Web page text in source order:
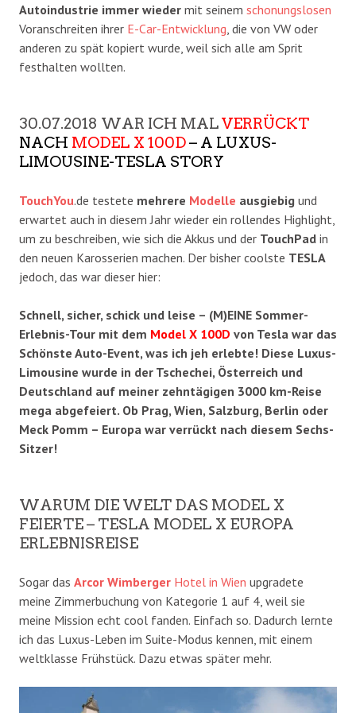
Autoindustrie immer wieder mit seinem schonungslosen
Voranschreiten ihrer E-Car-Entwicklung , die von VW oder
anderen zu spät kopiert wurde, weil sich alle am Sprit
festhalten wollten.
30.07.2018 WAR ICH MALVERRÜCKT
NACH MODEL X 100D– A LUXUS-
LIMOUSINE-TESLA STORY
TouchYou.de testete mehrere Modelle ausgiebig und
erwartet auch in diesem Jahr wieder ein rollendes Highlight,
um zu beschreiben, wie sich die Akkus und der TouchPad in
den neuen Karosserien machen. Der bisher coolste TESLA
jedoch, das war dieser hier:
Schnell, sicher, schick und leise – (M)EINE Sommer-
Erlebnis-Tour mit dem Model X 100D von Tesla war das
Schönste Auto-Event, was ich jeh erlebte! Diese Luxus-
Limousine wurde in der Tschechei, Österreich und
Deutschland auf meiner zehntägigen 3000 km-Reise
mega abgefeiert. Ob Prag, Wien, Salzburg, Berlin oder
Meck Pomm – Europa war verrückt nach diesem Sechs-
Sitzer!
WARUM DIE WELT DAS MODEL X
FEIERTE – TESLA MODEL X EUROPA
ERLEBNISREISE
Sogar das Arcor Wimberger Hotel in Wien upgradete
meine Zimmerbuchung von Kategorie 1 auf 4, weil sie
meine Mission echt cool fanden. Einfach so. Dadurch lernte
ich das Luxus-Leben im Suite-Modus kennen, mit einem
weltklasse Frühstück. Dazu etwas später mehr.